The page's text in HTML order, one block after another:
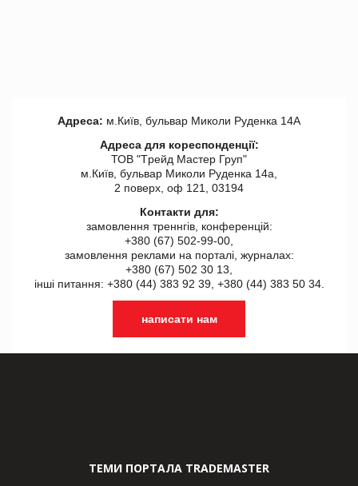
Адреса: м.Київ, бульвар Миколи Руденка 14А
Адреса для кореспонденції:
ТОВ "Tрейд Мастер Груп"
м.Київ, бульвар Миколи Руденка 14а,
2 поверх, оф 121, 03194
Контакти для:
замовлення треннгів, конференцій:
+380 (67) 502-99-00,
замовлення реклами на порталі, журналах:
+380 (67) 502 30 13,
інші питання: +380 (44) 383 92 39, +380 (44) 383 50 34.
написати нам
ТЕМИ ПОРТАЛА TRADEMASTER